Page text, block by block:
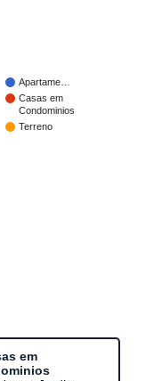
Apartame…
Casas em
Condominios
Terreno
em